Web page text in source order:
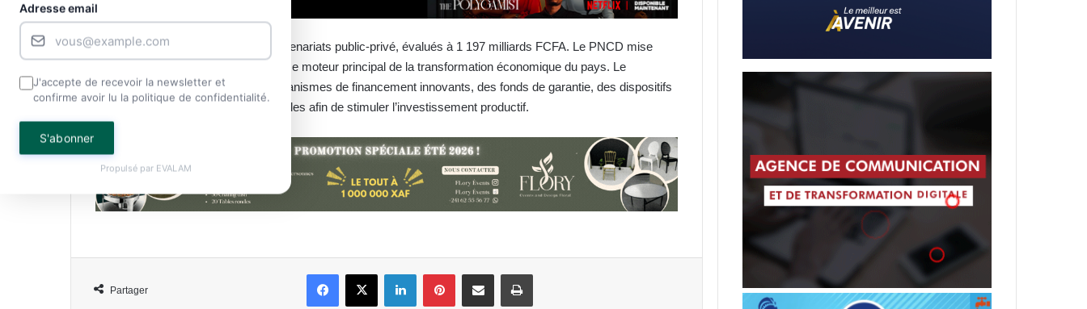
Le troisième pilier repose sur les partenariats public-privé, évalués à 1 197 milliards FCFA. Le PNCD mise
clairement sur le secteur privé comme moteur principal de la transformation économique du pays. Le
gouvernement prévoit ainsi des mécanismes de financement innovants, des fonds de garantie, des dispositifs
de microcrédit et des incitations fiscales afin de stimuler l’investissement productif.
Partager
FacebookX LinkedinPinterestPartager par email Imprimer
Lycée Public d’Awendje : 735 élèves
en 2026 pour seulement 7 salles
classe fonctionnelles
Gabon : Hermann Immongault
Élection au secrétariat général de
l’ONU : Macky Sall cinquième au
Adresse email
J'accepte de recevoir la newsletter et
confirme avoir lu la politique de confidentialité.
S'abonner
Propulsé par EVALAM